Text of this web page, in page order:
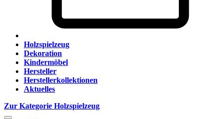
Holzspielzeug
Dekoration
Kindermöbel
Hersteller
Herstellerkollektionen
Aktuelles
Zur Kategorie Holzspielzeug